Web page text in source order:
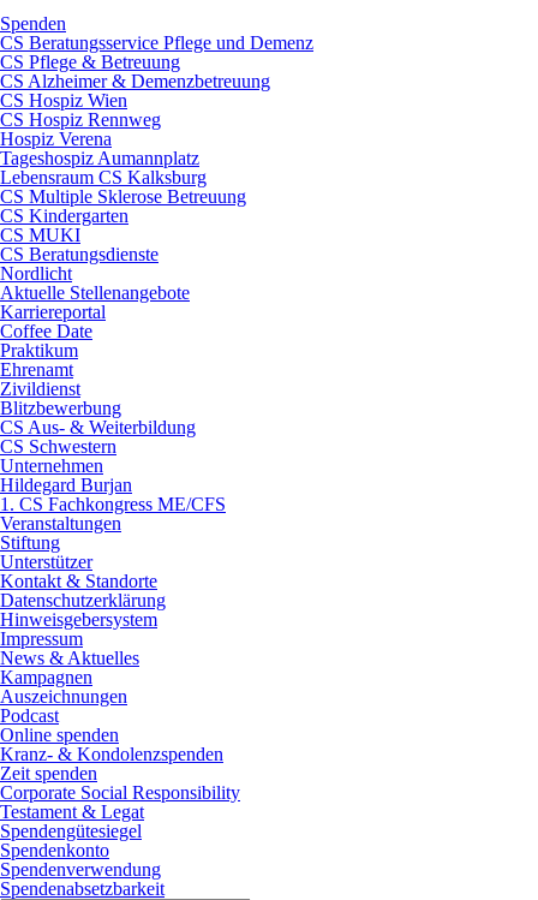
Spenden
CS Beratungsservice Pflege und Demenz
CS Pflege & Betreuung
CS Alzheimer & Demenzbetreuung
CS Hospiz Wien
CS Hospiz Rennweg
Hospiz Verena
Tageshospiz Aumannplatz
Lebensraum CS Kalksburg
CS Multiple Sklerose Betreuung
CS Kindergarten
CS MUKI
CS Beratungsdienste
Nordlicht
Aktuelle Stellenangebote
Karriereportal
Coffee Date
Praktikum
Ehrenamt
Zivildienst
Blitzbewerbung
CS Aus- & Weiterbildung
CS Schwestern
Unternehmen
Hildegard Burjan
1. CS Fachkongress ME/CFS
Veranstaltungen
Stiftung
Unterstützer
Kontakt & Standorte
Datenschutzerklärung
Hinweisgebersystem
Impressum
News & Aktuelles
Kampagnen
Auszeichnungen
Podcast
Online spenden
Kranz- & Kondolenzspenden
Zeit spenden
Corporate Social Responsibility
Testament & Legat
Spendengütesiegel
Spendenkonto
Spendenverwendung
Spendenabsetzbarkeit